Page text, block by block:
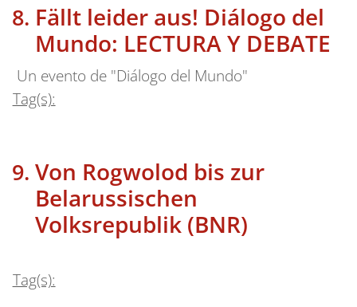
Fällt leider aus! Diálogo del
Mundo: LECTURA Y DEBATE
Un evento de "Diálogo del Mundo"
Tag(s):
Von Rogwolod bis zur
Belarussischen
Volksrepublik (BNR)
Tag(s):